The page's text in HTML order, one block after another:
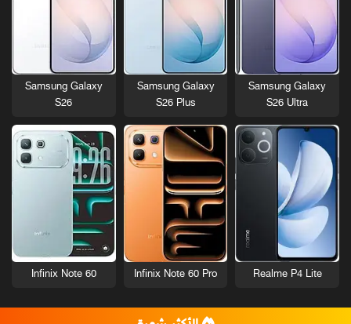
Samsung Galaxy
S26 Ultra
Samsung Galaxy
S26 Plus
Samsung Galaxy
S26
Realme P4 Lite
Infinix Note 60 Pro
Infinix Note 60